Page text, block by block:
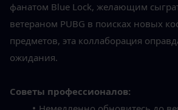
фанатом Blue Lock, желающим
ветераном PUBG в поисках новых
предметов, эта коллаборация
ожидания.
Советы профессионалов: